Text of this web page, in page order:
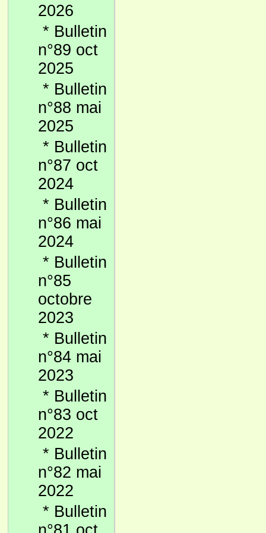
2026
* Bulletin
n°89 oct
2025
* Bulletin
n°88 mai
2025
* Bulletin
n°87 oct
2024
* Bulletin
n°86 mai
2024
* Bulletin
n°85
octobre
2023
* Bulletin
n°84 mai
2023
* Bulletin
n°83 oct
2022
* Bulletin
n°82 mai
2022
* Bulletin